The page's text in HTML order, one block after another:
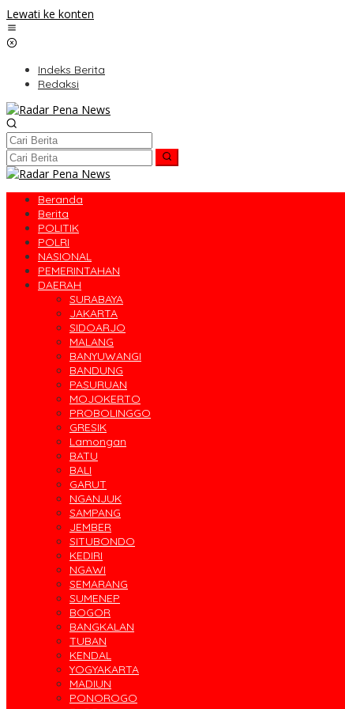
Lewati ke konten
Indeks Berita
Redaksi
Beranda
Berita
POLITIK
POLRI
NASIONAL
PEMERINTAHAN
DAERAH
SURABAYA
JAKARTA
SIDOARJO
MALANG
BANYUWANGI
BANDUNG
PASURUAN
MOJOKERTO
PROBOLINGGO
GRESIK
Lamongan
BATU
BALI
GARUT
NGANJUK
SAMPANG
JEMBER
SITUBONDO
KEDIRI
NGAWI
SEMARANG
SUMENEP
BOGOR
BANGKALAN
TUBAN
KENDAL
YOGYAKARTA
MADIUN
PONOROGO